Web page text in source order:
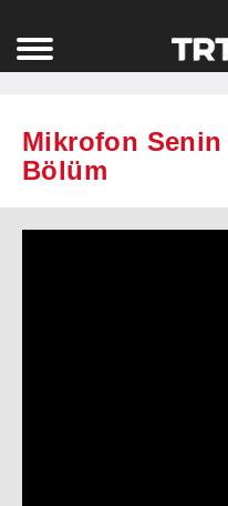
Mikrofon
Bölüm